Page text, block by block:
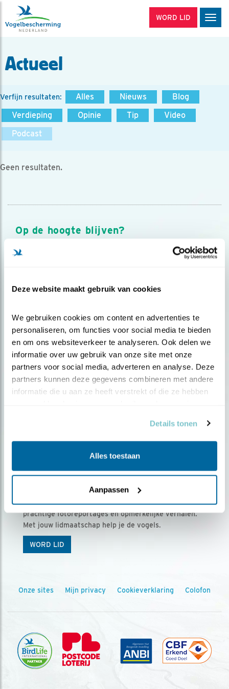
Deze website maakt gebruik van cookies
We gebruiken cookies om content en advertenties te
personaliseren, om functies voor social media te bieden
en om ons websiteverkeer te analyseren. Ook delen we
informatie over uw gebruik van onze site met onze
partners voor social media, adverteren en analyse. Deze
partners kunnen deze gegevens combineren met andere
informatie die u aan ze heeft verstrekt of die ze hebben
Details tonen
Alles toestaan
Aanpassen
WORD LID
Actueel
Verfijn resultaten: Alles Nieuws
Blog
Verdieping
Opinie Tip
Video
Podcast
Geen resultaten.
Op de hoogte blijven?
Meld je aan en ontvang nieuws, inspiratie, acties en tips
over vogels en activiteiten van Vogelbescherming.
Ontvang 5 x Vogels voor € 36,00 per jaar
Vogels is het tijdschrift voor onze leden, met
prachtige fotoreportages en opmerkelijke verhalen.
Met jouw lidmaatschap help je de vogels.
WORD LID
Onze sites Mijn privacy Cookieverklaring Colofon